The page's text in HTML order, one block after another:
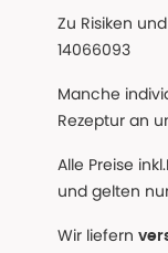
Zu Risiken
14066093
Manche
Rezeptur an
Alle Preise
und gelten
Wir liefern